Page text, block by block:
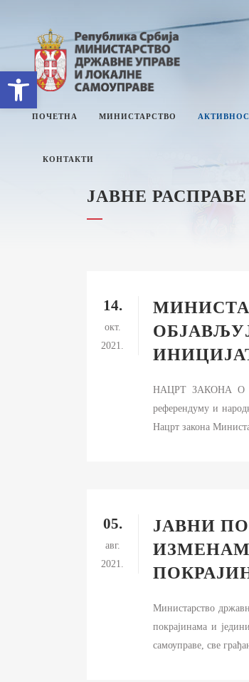
Open toolbar
ПОЧЕТНА МИНИСТАРСТВО
О МИНИСТАРСТВУ
УПРАВНИ ИНСПЕКТОРАТ
КОНТАКТИ
ЈАВНЕ
14.
окт.
2021.
НАЦРТ ЗАКОНА О
референдуму и
Нацрт закона
05.
авг.
2021.
ЈАВНИ
Министарство
покрајинама и
самоуправе, све